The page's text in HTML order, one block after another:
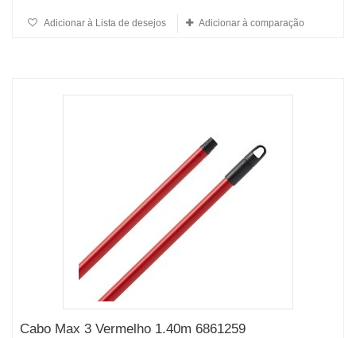
Adicionar à Lista de desejos Adicionar à comparação
Cabo Max 3 Vermelho 1.40m 6861259